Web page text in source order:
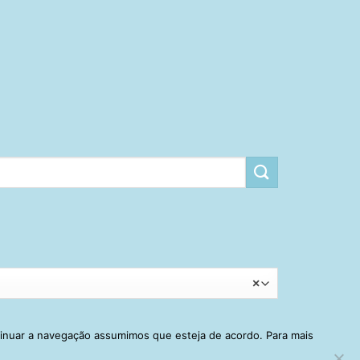
×
a navegação assumimos que esteja de acordo. Para mais